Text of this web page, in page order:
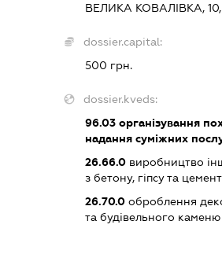
ВЕЛИКА КОВАЛІВКА,
dossier.capital:
500 грн.
dossier.kveds:
96.03 організування
надання суміжних
26.66.0 виробництво
з бетону, гіпсу та
26.70.0 оброблення
та будівельного каменю